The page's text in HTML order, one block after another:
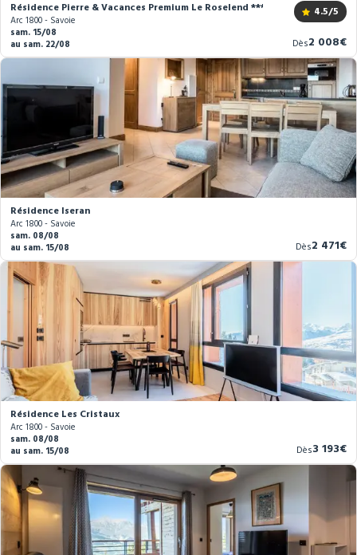
Résidence Pierre & Vacances Premium Le Roselend ****
Arc 1800 - Savoie
4.5/5
sam. 15/08
au sam. 22/08
DèsNouveau
prix
2 008€
Résidence Iseran
Arc 1800 - Savoie
sam. 08/08
au sam. 15/08
DèsNouveau
prix
2 471€
Résidence Les Cristaux
Arc 1800 - Savoie
sam. 08/08
au sam. 15/08
Dès
prix
3 193€